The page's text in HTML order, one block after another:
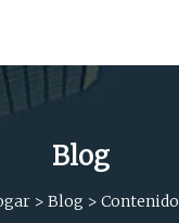
Blog
> Blog > Contenido